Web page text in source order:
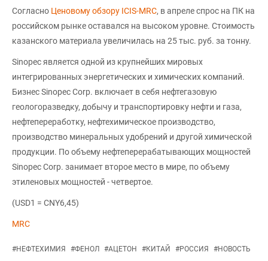
Согласно Ценовому обзору ICIS-MRC, в апреле спрос на ПК на
российском рынке оставался на высоком уровне. Стоимость
казанского материала увеличилась на 25 тыс. руб. за тонну.
Sinopec является одной из крупнейших мировых
интегрированных энергетических и химических компаний.
Бизнес Sinopec Corp. включает в себя нефтегазовую
геологоразведку, добычу и транспортировку нефти и газа,
нефтепереработку, нефтехимическое производство,
производство минеральных удобрений и другой химической
продукции. По объему нефтеперерабатывающих мощностей
Sinopec Corp. занимает второе место в мире, по объему
этиленовых мощностей - четвертое.
(USD1 = CNY6,45)
MRC
#НЕФТЕХИМИЯ #ФЕНОЛ #АЦЕТОН #КИТАЙ #РОССИЯ #НОВОСТЬ